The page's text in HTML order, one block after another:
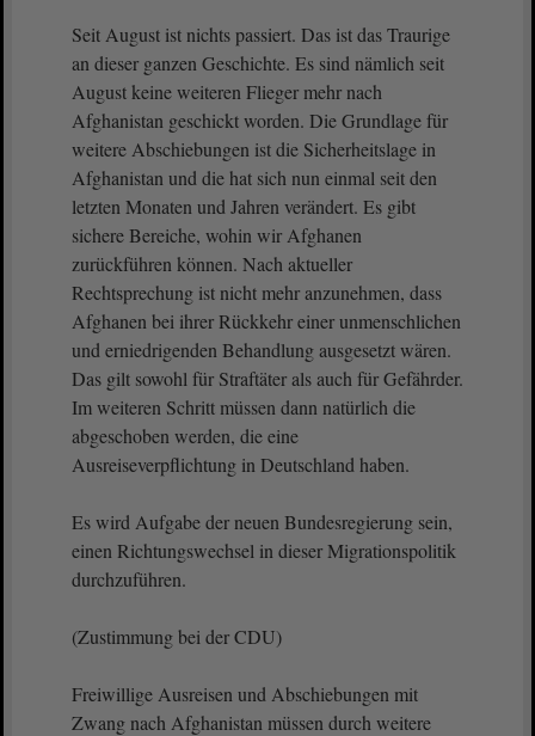
Seit August ist nichts passiert. Das ist das Traurige
an dieser ganzen Geschichte. Es sind nämlich seit
August keine weiteren Flieger mehr nach
Afghanistan geschickt worden. Die Grundlage für
weitere Abschiebungen ist die Sicherheitslage in
Afghanistan und die hat sich nun einmal seit den
letzten Monaten und Jahren verändert. Es gibt
sichere Bereiche, wohin wir Afghanen
zurückführen können. Nach aktueller
Rechtsprechung ist nicht mehr anzunehmen, dass
Afghanen bei ihrer Rückkehr einer unmenschlichen
und erniedrigenden Behandlung ausgesetzt wären.
Das gilt sowohl für Straftäter als auch für Gefährder.
Im weiteren Schritt müssen dann natürlich die
abgeschoben werden, die eine
Ausreiseverpflichtung in Deutschland haben.
Es wird Aufgabe der neuen Bundesregierung sein,
einen Richtungswechsel in dieser Migrationspolitik
durchzuführen.
(Zustimmung bei der CDU)
Freiwillige Ausreisen und Abschiebungen mit
Zwang nach Afghanistan müssen durch weitere